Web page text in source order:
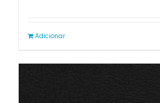
Adicionar